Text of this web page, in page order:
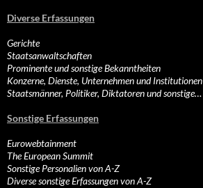
Diverse Erfassungen
Gerichte
Staatsanwaltschaften
Prominente und sonstige Bekanntheiten
Konzerne, Dienste, Unternehmen und Institutionen
Staatsmänner, Politiker, Diktatoren und sonstige…
Sonstige Erfassungen
Eurowebtainment
The European Summit
Sonstige Personalien von A-Z
Diverse sonstige Erfassungen von A-Z